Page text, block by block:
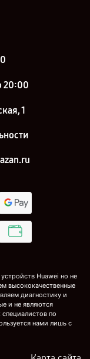
20:00
1
Huawei но не
высококачественные
диагностику и
и не являются
по
нами лишь с